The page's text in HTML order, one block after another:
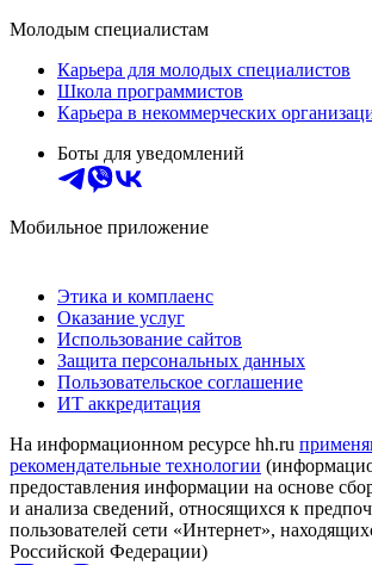
Молодым специалистам
Карьера для молодых специалистов
Школа программистов
Карьера в некоммерческих
Боты для уведомлений
Мобильное приложение
Этика и комплаенс
Оказание услуг
Использование сайтов
Защита персональных данных
Пользовательское соглашение
ИТ аккредитация
На информационном ресурсе hh.ru
рекомендательные технологии
предоставления информации на основе
и анализа сведений, относящихся к
пользователей сети «Интернет»,
Российской Федерации)